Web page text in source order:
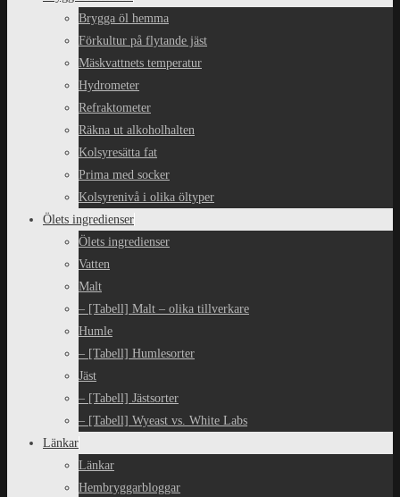
Brygga öl hemma
Förkultur på flytande jäst
Mäskvattnets temperatur
Hydrometer
Refraktometer
Räkna ut alkoholhalten
Kolsyresätta fat
Prima med socker
Kolsyrenivå i olika öltyper
Ölets ingredienser
Ölets ingredienser
Vatten
Malt
– [Tabell] Malt – olika tillverkare
Humle
– [Tabell] Humlesorter
Jäst
– [Tabell] Jästsorter
– [Tabell] Wyeast vs. White Labs
Länkar
Länkar
Hembryggarbloggar